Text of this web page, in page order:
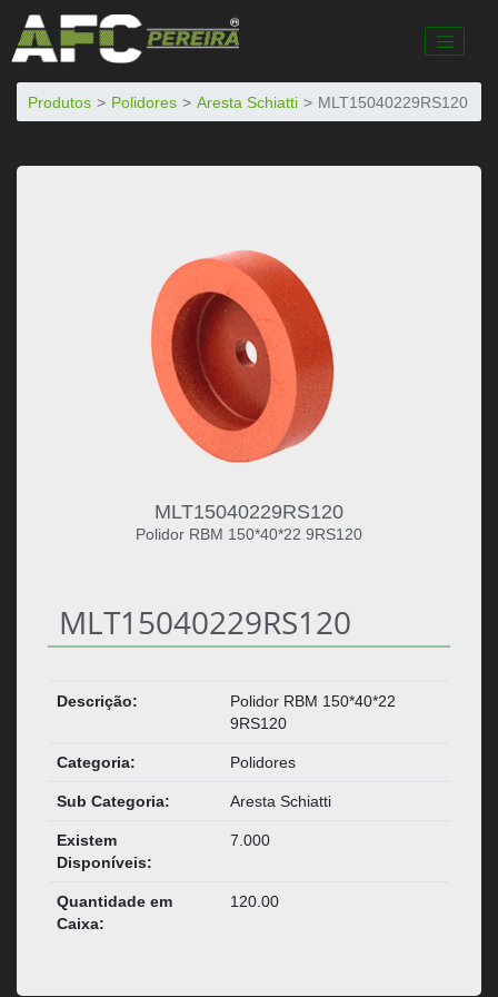
Produtos Polidores Aresta Schiatti MLT15040229RS120
MLT15040229RS120
Polidor RBM 150*40*22 9RS120
MLT15040229RS120
Descrição:
Polidor RBM 150*40*22
9RS120
Categoria: Polidores
Sub Categoria: Aresta Schiatti
Existem
Disponíveis:
7.000
Quantidade em
Caixa:
120.00